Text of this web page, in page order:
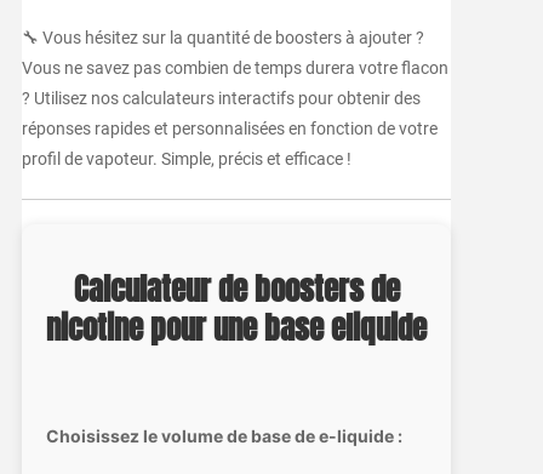
🔧 Vous hésitez sur la quantité de boosters à ajouter ?
Vous ne savez pas combien de temps durera votre flacon
? Utilisez nos calculateurs interactifs pour obtenir des
réponses rapides et personnalisées en fonction de votre
profil de vapoteur. Simple, précis et efficace !
Calculateur de boosters de
nicotine pour une base eliquide
Choisissez le volume de base de e-liquide :